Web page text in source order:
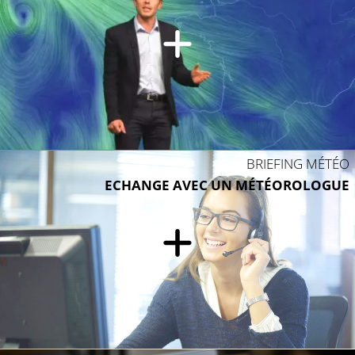
BRIEFING MÉTÉO
ECHANGE AVEC UN MÉTÉOROLOGUE